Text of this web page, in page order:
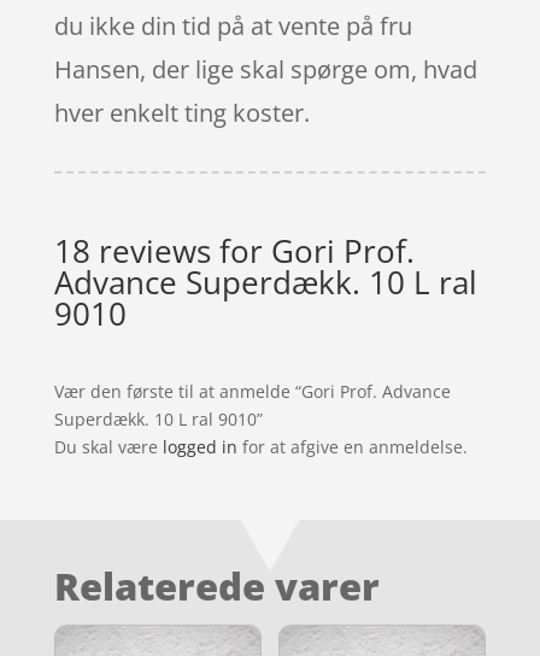
du ikke din tid på at vente på fru
Hansen, der lige skal spørge om, hvad
hver enkelt ting koster.
18 reviews for Gori Prof.
Advance Superdækk. 10 L ral
9010
Vær den første til at anmelde “Gori Prof. Advance
Superdækk. 10 L ral 9010”
Du skal være logged in for at afgive en anmeldelse.
Relaterede varer